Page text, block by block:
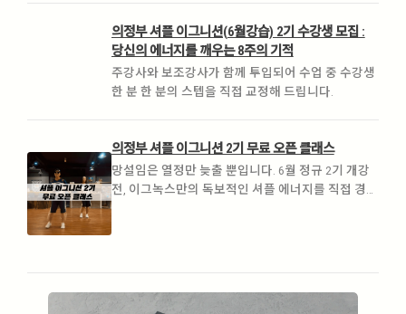
의정부 셔플 이그니션(6월강습) 2기 수강생 모집 :
당신의 에너지를 깨우는 8주의 기적
주강사와 보조강사가 함께 투입되어 수업 중 수강생
한 분 한 분의 스텝을 직접 교정해 드립니다.
의정부 셔플 이그니션 2기 무료 오픈 클래스
망설임은 열정만 늦출 뿐입니다. 6월 정규 2기 개강
전, 이그녹스만의 독보적인 셔플 에너지를 직접 경험
해 보세요